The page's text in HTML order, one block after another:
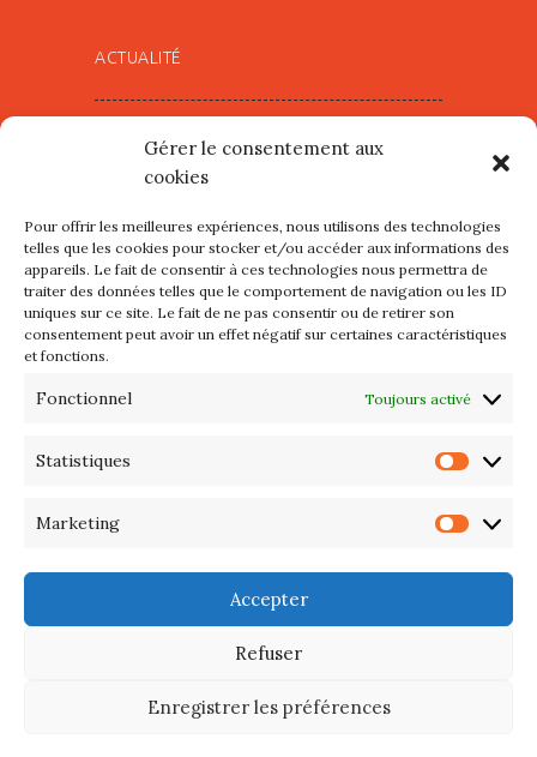
Gérer le consentement aux
cookies
Pour offrir les meilleures expériences, nous utilisons des technologies
telles que les cookies pour stocker et/ou accéder aux informations des
appareils. Le fait de consentir à ces technologies nous permettra de
traiter des données telles que le comportement de navigation ou les ID
uniques sur ce site. Le fait de ne pas consentir ou de retirer son
consentement peut avoir un effet négatif sur certaines caractéristiques
et fonctions.
Fonctionnel Toujours activé
Statistiques
Marketing
Accepter
Refuser
Enregistrer les préférences
ACTUALITÉ
mercredi 12 et jeudi 13 août
2026
Les petits formats du Port
d’Orange : Mercredi 22 juillet de
10h à 20h
2026 – Maison du Phare de
d’artistes – 13 et 14 Septembre